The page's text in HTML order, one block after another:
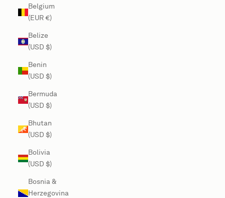
Belgium
(EUR €)
Belize
(USD $)
Benin
(USD $)
Bermuda
(USD $)
Bhutan
(USD $)
Bolivia
(USD $)
Bosnia &
Herzegovina